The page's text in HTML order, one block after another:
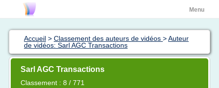
Menu
Accueil > Classement des auteurs de vidéos >Auteur
de vidéos: Sarl AGC Transactions
Sarl AGC Transactions
Classement : 8 / 771